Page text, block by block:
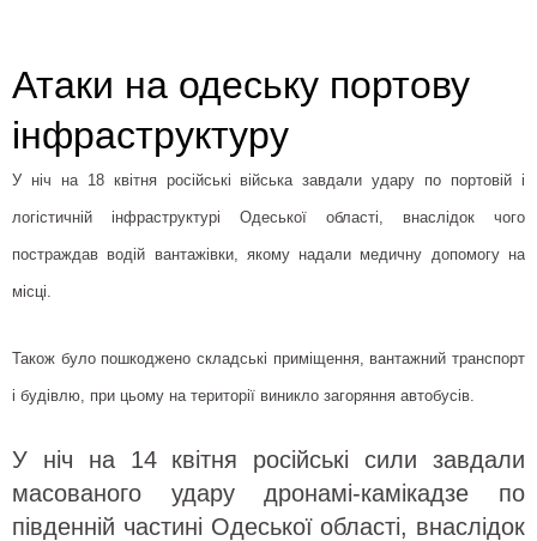
Атаки на одеську портову
інфраструктуру
У ніч на 18 квітня російські війська завдали удару по портовій і
логістичній інфраструктурі Одеської області, внаслідок чого
постраждав водій вантажівки, якому надали медичну допомогу на
місці.
Також було пошкоджено складські приміщення, вантажний транспорт
і будівлю, при цьому на території виникло загоряння автобусів.
У ніч на 14 квітня російські сили завдали
масованого удару дронамі-камікадзе по
південній частині Одеської області, внаслідок